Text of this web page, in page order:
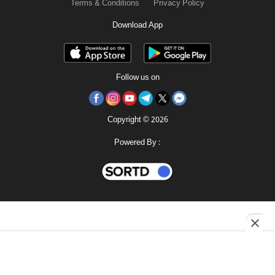
Terms & Conditions
Privacy Policy
Download App
Follow us on
Copyright © 2026
Powered By :